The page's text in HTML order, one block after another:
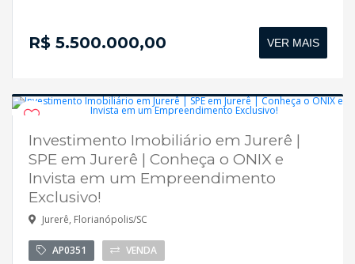
R$ 5.500.000,00 VER MAIS
Lançamento
Investimento Imobiliário em Jurerê |
SPE em Jurerê | Conheça o ONIX e
Invista em um Empreendimento
Exclusivo!
Jurerê, Florianópolis/SC
AP0351 VENDA